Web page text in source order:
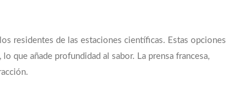
residentes de las estaciones científicas. Estas opciones
que añade profundidad al sabor. La prensa francesa,